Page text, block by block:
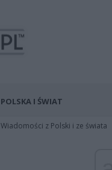
POLSKA I ŚWIAT
Wiadomości z Polski i ze świata